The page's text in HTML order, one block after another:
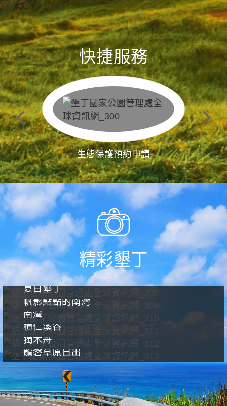
快捷服務
生態保護預約申請
精彩墾丁
夏日墾丁
帆影點點的南灣
南灣
欖仁溪谷
獨木舟
龍磐草原日出